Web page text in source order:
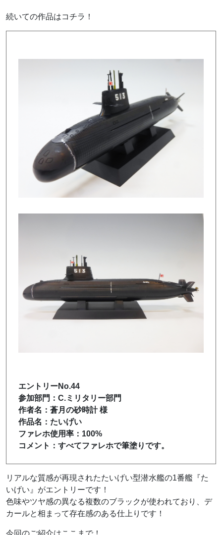
続いての作品はコチラ！
エントリーNo.44
参加部門：C.ミリタリー部門
作者名：蒼月の砂時計 様
作品名：たいげい
ファレホ使用率：100%
コメント：すべてファレホで筆塗りです。
リアルな質感が再現されたたいげい型潜水艦の1番艦『た
いげい』がエントリーです！
色味やツヤ感の異なる複数のブラックが使われており、デ
カールと相まって存在感のある仕上りです！
今回のご紹介はここまで！